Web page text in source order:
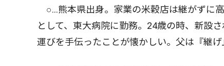
○…熊本県出身。家業の米穀店は継がずに
として、東大病院に勤務。24歳の時、新設
運びを手伝ったことが懐かしい。父は『継